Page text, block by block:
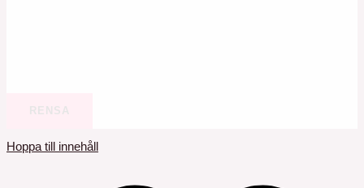
RENSA
Hoppa till innehåll